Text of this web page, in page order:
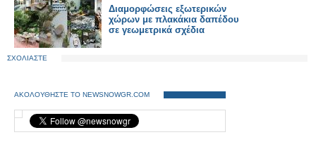
Διαμορφώσεις εξωτερικών
χώρων με πλακάκια δαπέδου
σε γεωμετρικά σχέδια
ΣΧΟΛΙΑΣΤΕ
ΑΚΟΛΟΥΘΗΣΤΕ ΤΟ NEWSNOWGR.COM